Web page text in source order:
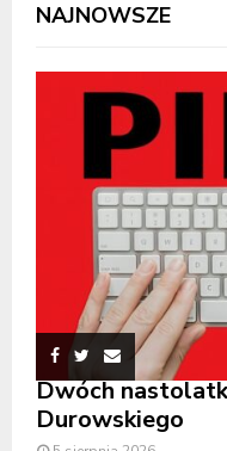
NAJNOWSZE
Dwóch
Durowskiego